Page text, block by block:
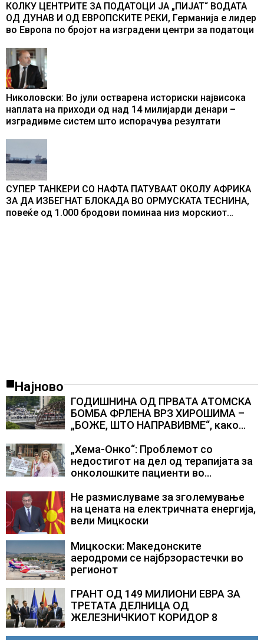
КОЛКУ ЦЕНТРИТЕ ЗА ПОДАТОЦИ ЈА „ПИЈАТ“ ВОДАТА
ОД ДУНАВ И ОД ЕВРОПСКИТЕ РЕКИ, Германија е лидер
во Европа по бројот на изградени центри за податоци
Николовски: Во јули остварена историски највисока
наплата на приходи од над 14 милијарди денари –
изградивме систем што испорачува резултати
СУПЕР ТАНКЕРИ СО НАФТА ПАТУВААТ ОКОЛУ АФРИКА
ЗА ДА ИЗБЕГНАТ БЛОКАДА ВО ОРМУСКАТА ТЕСНИНА,
повеќе од 1.000 бродови поминаа низ морскиот
Најново
ГОДИШНИНА ОД ПРВАТА АТОМСКА
БОМБА ФРЛЕНА ВРЗ ХИРОШИМА –
„БОЖЕ, ШТО НАПРАВИВМЕ“, како
Геј“ и учесниците во
бомбардирањето го доживуваа овој
настан што го промени текот на
„Хема-Онко“: Проблемот со
недостигот на дел од терапијата за
онколошките пациенти во
Не размислуваме за зголемување
на цената на електричната енергија,
вели Мицкоски
Мицкоски: Македонските
аеродроми се најбрзорастечки во
регионот
ГРАНТ ОД 149 МИЛИОНИ ЕВРА ЗА
ТРЕТАТА ДЕЛНИЦА ОД
ЖЕЛЕЗНИЧКИОТ КОРИДОР 8